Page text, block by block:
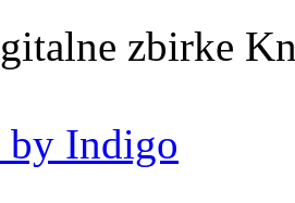
zbirke
by Indigo